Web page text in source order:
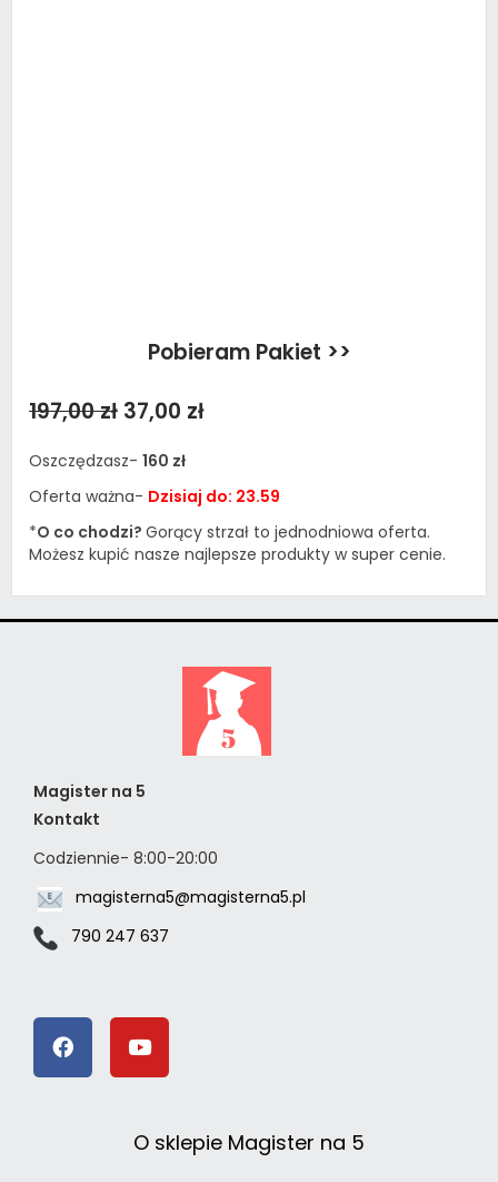
Pobieram Pakiet >>
197,00 zł 37,00 zł
Oszczędzasz- 160 zł
Oferta ważna- Dzisiaj do: 23.59
*O co chodzi? Gorący strzał to jednodniowa oferta.
Możesz kupić nasze najlepsze produkty w super cenie.
Magister na 5
Kontakt
Codziennie- 8:00-20:00
magisterna5@magisterna5.pl
790 247 637
O sklepie Magister na 5